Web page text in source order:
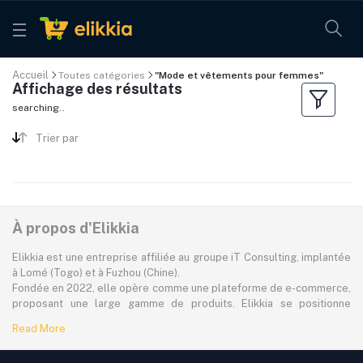
Accueil Toutes catégories "Mode et vêtements pour femmes"
Affichage des résultats
searching..
Trier par
À propos d'Elikkia
Elikkia est une entreprise affiliée au groupe iT Consulting, implantée
à Lomé (Togo) et à Fuzhou (Chine).
Fondée en 2022, elle opère comme une plateforme de e-commerce,
proposant une large gamme de produits. Elikkia se positionne
offrant à la fois la possibilité d'acheter localement et directement
depuis la Chine.
Read More